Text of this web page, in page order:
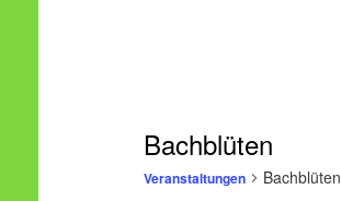
Bachblüten
Veranstaltungen Bachblüten